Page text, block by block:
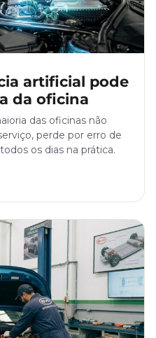
artificial pode
da oficina
das oficinas não
perde por erro de
os dias na prática.